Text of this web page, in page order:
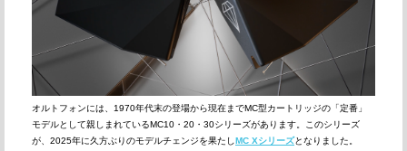
オルトフォンには、1970年代末の登場から現在までMC型カートリッジの「定番」
モデルとして親しまれているMC10・20・30シリーズがあります。このシリーズ
が、2025年に久方ぶりのモデルチェンジを果たしMC Xシリーズとなりました。